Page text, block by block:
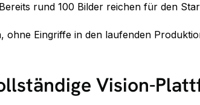
rund 100 Bilder reichen für den
Eingriffe in den laufenden
Vision-